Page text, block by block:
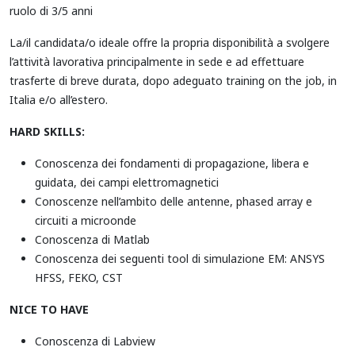
ruolo di 3/5 anni
La/il candidata/o ideale offre la propria disponibilità a svolgere
l’attività lavorativa principalmente in sede e ad effettuare
trasferte di breve durata, dopo adeguato training on the job, in
Italia e/o all’estero.
HARD SKILLS:
Conoscenza dei fondamenti di propagazione, libera e
guidata, dei campi elettromagnetici
Conoscenze nell’ambito delle antenne, phased array e
circuiti a microonde
Conoscenza di Matlab
Conoscenza dei seguenti tool di simulazione EM: ANSYS
HFSS, FEKO, CST
NICE TO HAVE
Conoscenza di Labview